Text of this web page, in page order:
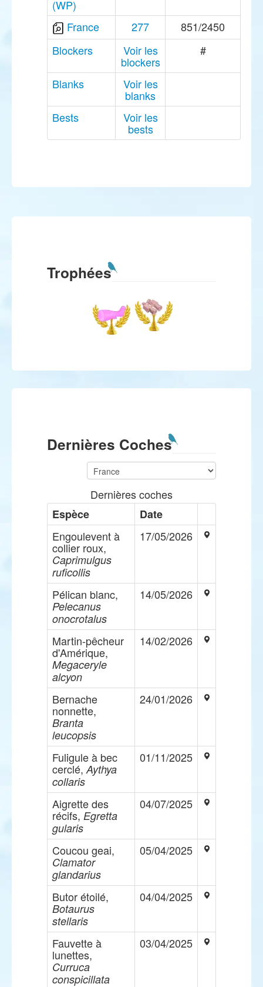
(WP)
France
277
851/2450
Blockers
Voir les
blockers
#
Blanks Voir les
blanks
Bests
Voir les
bests
Trophées
Dernières Coches
Dernières coches
Espèce
Date
Engoulevent à
collier roux,
Caprimulgus
ruficollis
17/05/2026
Pélican blanc,
Pelecanus
onocrotalus
14/05/2026
Martin-pêcheur
d'Amérique,
Megaceryle
alcyon
14/02/2026
Bernache
nonnette,
Branta
leucopsis
24/01/2026
Fuligule à bec
cerclé, Aythya
collaris
01/11/2025
Aigrette des
récifs, Egretta
gularis
04/07/2025
Coucou geai,
Clamator
glandarius
05/04/2025
Butor étoilé,
Botaurus
stellaris
04/04/2025
Fauvette à
lunettes,
Curruca
conspicillata
03/04/2025